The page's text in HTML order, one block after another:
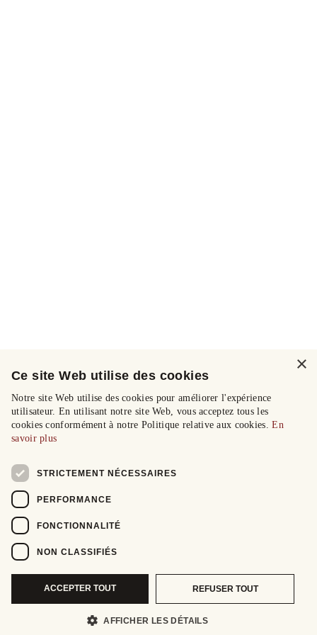
×
Ce site Web utilise des cookies
Notre site Web utilise des cookies pour améliorer l'expérience
utilisateur. En utilisant notre site Web, vous acceptez tous les
cookies conformément à notre Politique relative aux cookies.En
savoir plus
STRICTEMENT NÉCESSAIRES
PERFORMANCE
FONCTIONNALITÉ
NON CLASSIFIÉS
ACCEPTER TOUT REFUSER TOUT
AFFICHER LES DÉTAILS